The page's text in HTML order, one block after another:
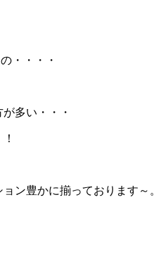
・・・・
多い・・・
ン豊かに揃っております～。